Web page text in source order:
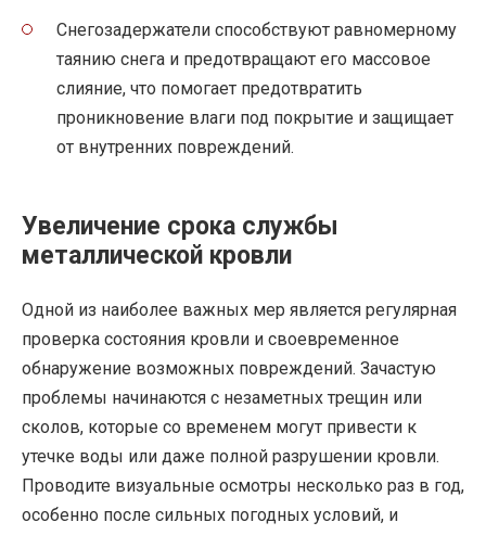
Снегозадержатели способствуют равномерному
таянию снега и предотвращают его массовое
слияние, что помогает предотвратить
проникновение влаги под покрытие и защищает
от внутренних повреждений.
Увеличение срока службы
металлической кровли
Одной из наиболее важных мер является регулярная
проверка состояния кровли и своевременное
обнаружение возможных повреждений. Зачастую
проблемы начинаются с незаметных трещин или
сколов, которые со временем могут привести к
утечке воды или даже полной разрушении кровли.
Проводите визуальные осмотры несколько раз в год,
особенно после сильных погодных условий, и